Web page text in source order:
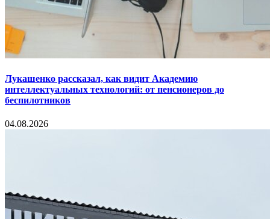
Лукашенко рассказал, как видит Академию
интеллектуальных технологий: от пенсионеров до
беспилотников
04.08.2026